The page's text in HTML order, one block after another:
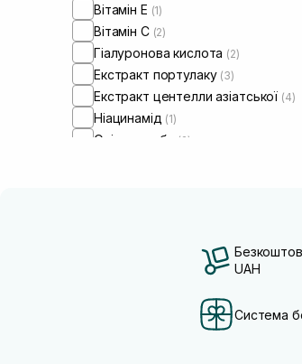
Вітамін Е (1)
Вітамін C (2)
Гіалуронова кислота (2)
Екстракт портулаку (3)
Екстракт центелли азіатської (4)
Ніацинамід (1)
Олія жожоба (2)
UAH
Система